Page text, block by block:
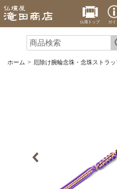
仏壇トップ ガイ
ホーム 厄除け腕輪念珠・念珠ストラッ